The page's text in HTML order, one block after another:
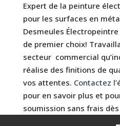
Expert de la peinture
pour les surfaces en
Desmeules
de premier choix!
secteur commercial
réalise des finitions de
vos attentes. Contactez
pour en savoir plus et
soumission sans frais